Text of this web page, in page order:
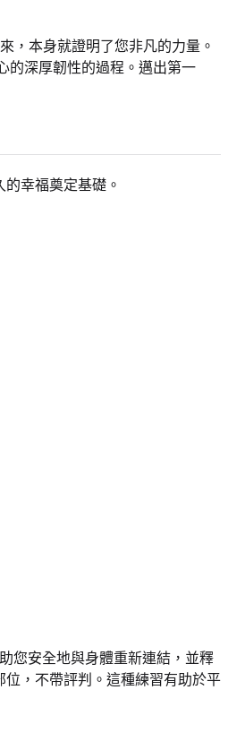
，本身就證明了您非凡的力量。
的深厚韌性的過程。邁出第一
幸福奠定基礎。
您安全地與身體重新連結，並釋
，不帶評判。這種練習有助於平